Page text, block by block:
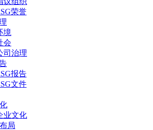
荣誉
境
会
司治理
报告
文件
业文化
局